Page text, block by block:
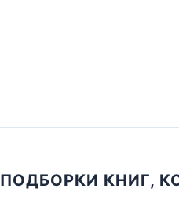
ПОДБОРКИ КНИГ,